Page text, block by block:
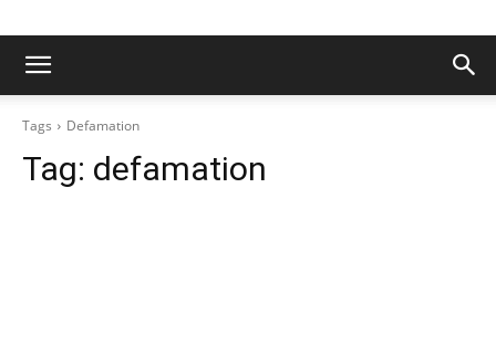
Tags Defamation
Tag: defamation